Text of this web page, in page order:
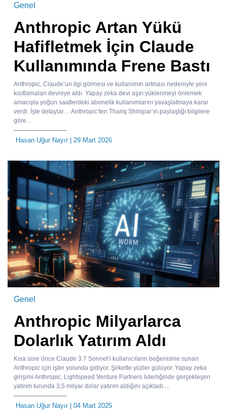
Genel
Anthropic Artan Yükü
Hafifletmek İçin Claude
Kullanımında Frene Bastı
Anthropic, Claude’un ilgi görmesi ve kullanımın artması nedeniyle yeni
kısıtlamaları devreye aldı. Yapay zeka devi aşırı yüklenmeyi önlemek
amacıyla yoğun saatlerdeki abonelik kullanımlarını yavaşlatmaya karar
verdi. İşte detaylar… Anthropic‘ten Thariq Shihipar’ın paylaştığı bilgilere
göre...
Hasan Uğur Nayır| 29 Mart 2026
Genel
Anthropic Milyarlarca
Dolarlık Yatırım Aldı
Kısa süre önce Claude 3.7 Sonnet’i kullanıcıların beğenisine sunan
Anthropic için işler yolunda gidiyor. Şirkette yüzler gülüyor. Yapay zeka
girişimi Anthropic, Lightspeed Venture Partners liderliğinde gerçekleşen
yatırım turunda 3,5 milyar dolar yatırım aldığını açıkladı....
Hasan Uğur Nayır| 04 Mart 2025